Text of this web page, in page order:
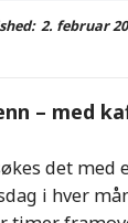
2. februar
– med
det
i hver